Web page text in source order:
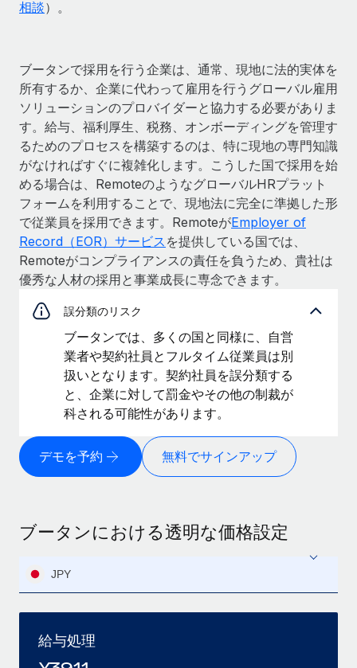
相談）。
ブータンで採用を行う企業は、通常、現地に法的実体を
所有するか、企業に代わって雇用を行うグローバル雇用
ソリューションのプロバイダーと協力する必要がありま
す。給与、福利厚生、税務、オンボーディングを管理す
るためのプロセスを構築するのは、特に現地の専門知識
がなければすぐに複雑化します。こうした国で採用を始
める場合は、RemoteのようなグローバルHRプラット
フォームを利用することで、現地法に完全に準拠した形
で従業員を採用できます。RemoteがEmployer of
Record（EOR）サービス を提供している国では、
Remoteがコンプライアンスの責任を負うため、貴社は
優秀な人材の採用と事業成長に専念できます。
誤分類のリスク
ブータンでは、多くの国と同様に、自営
業者や契約社員とフルタイム従業員は別
扱いとなります。契約社員を誤分類する
と、企業に対して罰金やその他の制裁が
科される可能性があります。
デモを予約 無料でサインアップ
ブータンにおける透明な価格設定
JPY
給与処理